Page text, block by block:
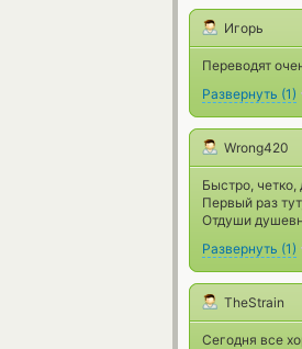
Игорь
Переводят
Развернуть (1)
Wrong420
Быстро,
Первый раз
Отдуши
Развернуть (1)
TheStrain
Сегодня все